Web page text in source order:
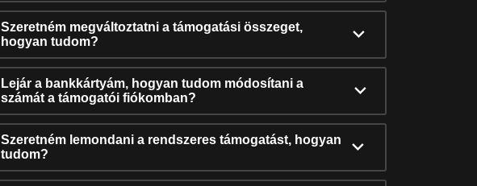
Szeretném megváltoztatni a támogatási összeget,
hogyan tudom?
Lejár a bankkártyám, hogyan tudom módosítani a
számát a támogatói fiókomban?
Szeretném lemondani a rendszeres támogatást, hogyan
tudom?